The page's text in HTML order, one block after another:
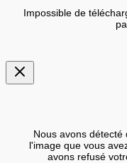
Impossible de
Nous avons
l'image que vous
avons refusé